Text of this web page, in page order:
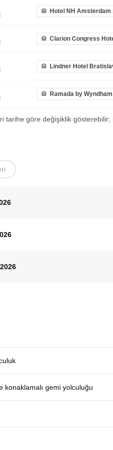
Hotel NH
Clarion Congress
Lindner Hotel
Ramada by
tarihe göre değişiklik
konaklamalı gemi yolculuğu